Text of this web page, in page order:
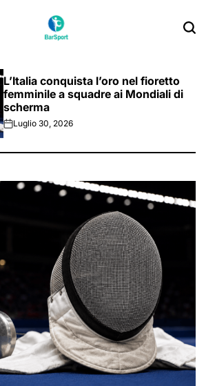
L’Italia conquista l’oro nel fioretto
femminile a squadre ai Mondiali di
scherma
onLuglio 30, 2026